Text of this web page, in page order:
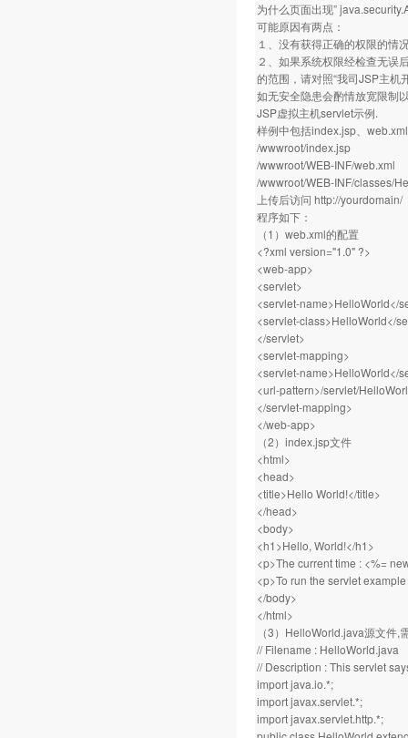
为什么页面出现”
可能原因有两点：
１、没有获得正确的权限的情
２、如果系统权限经检查无误
的范围，请对照“我司JSP主机
如无安全隐患会酌情放宽限制
JSP虚拟主机servlet示例.
样例中包括index.jsp、
/wwwroot/index.jsp
/wwwroot/WEB-INF/web.xml
/wwwroot/WEB-INF/classes/
上传后访问 http://yourdomain/
程序如下：
（1）web.xml的配置
<?xml version="1.0" ?>
<web-app>
<servlet>
<servlet-name>HelloWorld</
<servlet-class>HelloWorld</
</servlet>
<servlet-mapping>
<servlet-name>HelloWorld</
<url-pattern>/servlet/
</servlet-mapping>
</web-app>
（2）index.jsp文件
<html>
<head>
<title>Hello World!</title>
</head>
<body>
<h1>Hello, World!</h1>
<p>The current time : <%=
<p>To run the servlet
</body>
</html>
（3）HelloWorld.java源文件
// Filename : HelloWorld.java
// Description : This servlet
import java.io.*;
import javax.servlet.*;
import javax.servlet.http.*;